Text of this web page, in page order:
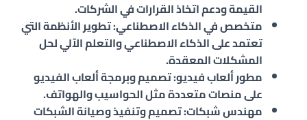
القيمة ودعم اتخاذ القرارات في الشركات.
متخصص في الذكاء الاصطناعي: تطوير الأنظمة التي
تعتمد على الذكاء الاصطناعي والتعلم الآلي لحل
المشكلات المعقدة.
مطور ألعاب فيديو: تصميم وبرمجة ألعاب الفيديو
على منصات متعددة مثل الحواسيب والهواتف.
مهندس شبكات: تصميم وتنفيذ وصيانة الشبكات